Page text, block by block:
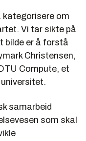
kategorisere om
Vi tar sikte på
bilde er å forstå
Christensen,
Compute, et
samarbeid
som skal